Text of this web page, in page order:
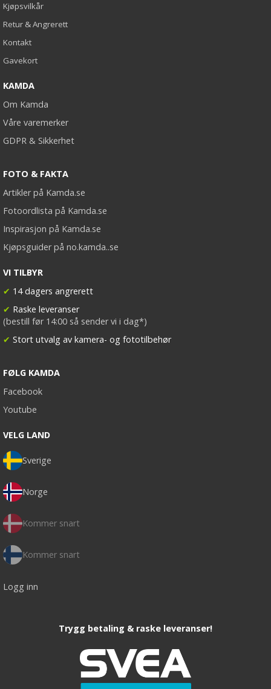
Kjøpsvilkår
Retur & Angrerett
Kontakt
Gavekort
KAMDA
Om Kamda
Våre varemerker
GDPR & Sikkerhet
FOTO & FAKTA
Artikler på Kamda.se
Fotoordlista på Kamda.se
Inspirasjon på Kamda.se
Kjøpsguider på no.kamda..se
VI TILBYR
✔ 14 dagers angrerett
✔ Raske leveranser
(bestill før 14:00 så sender vi i dag*)
✔ Stort utvalg av kamera- og fototilbehør
FØLG KAMDA
Facebook
Youtube
VELG LAND
Sverige
Norge
Kommer snart
Kommer snart
Logg inn
Trygg betaling & raske leveranser!